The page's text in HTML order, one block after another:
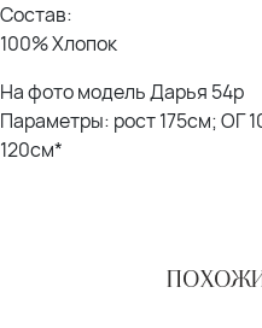
Состав:
100% Хлопок
На фото модель Дарья 54р
Параметры: рост 175см; ОГ
120см*